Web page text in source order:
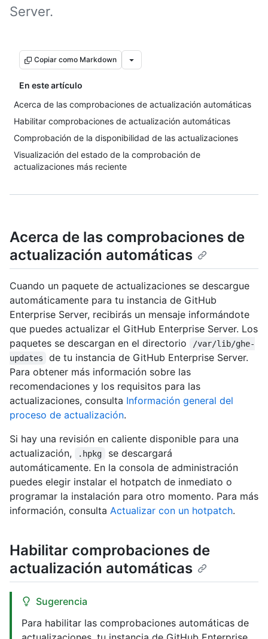
Server.
Copiar como Markdown
En este artículo
Acerca de las comprobaciones de actualización automáticas
Habilitar comprobaciones de actualización automáticas
Comprobación de la disponibilidad de las actualizaciones
Visualización del estado de la comprobación de
actualizaciones más reciente
Acerca de las comprobaciones de
actualización automáticas
Cuando un paquete de actualizaciones se descargue
automáticamente para tu instancia de GitHub
Enterprise Server, recibirás un mensaje informándote
que puedes actualizar el GitHub Enterprise Server. Los
paquetes se descargan en el directorio
/var/lib/ghe-
updates
de tu instancia de GitHub Enterprise Server.
Para obtener más información sobre las
recomendaciones y los requisitos para las
actualizaciones, consulta Información general del
proceso de actualización.
Si hay una revisión en caliente disponible para una
actualización,
.hpkg
se descargará
automáticamente. En la consola de administración
puedes elegir instalar el hotpatch de inmediato o
programar la instalación para otro momento. Para más
información, consulta Actualizar con un hotpatch.
Habilitar comprobaciones de
actualización automáticas
Sugerencia
Para habilitar las comprobaciones automáticas de